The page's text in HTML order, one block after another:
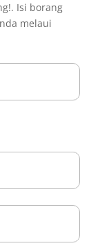
Isi borang
melaui